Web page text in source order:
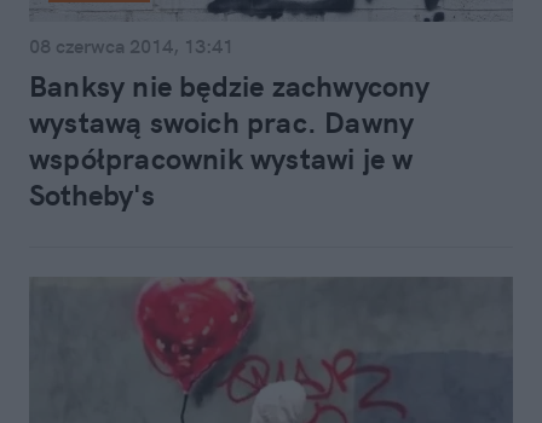
08 czerwca 2014, 13:41
Banksy nie będzie zachwycony
wystawą swoich prac. Dawny
współpracownik wystawi je w
Sotheby's